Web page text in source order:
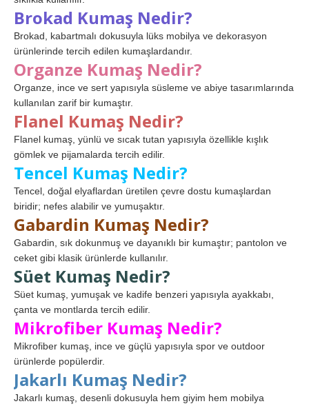
Brokad Kumaş Nedir?
Brokad, kabartmalı dokusuyla lüks mobilya ve dekorasyon
ürünlerinde tercih edilen kumaşlardandır.
Organze Kumaş Nedir?
Organze, ince ve sert yapısıyla süsleme ve abiye tasarımlarında
kullanılan zarif bir kumaştır.
Flanel Kumaş Nedir?
Flanel kumaş, yünlü ve sıcak tutan yapısıyla özellikle kışlık
gömlek ve pijamalarda tercih edilir.
Tencel Kumaş Nedir?
Tencel, doğal elyaflardan üretilen çevre dostu kumaşlardan
biridir; nefes alabilir ve yumuşaktır.
Gabardin Kumaş Nedir?
Gabardin, sık dokunmuş ve dayanıklı bir kumaştır; pantolon ve
ceket gibi klasik ürünlerde kullanılır.
Süet Kumaş Nedir?
Süet kumaş, yumuşak ve kadife benzeri yapısıyla ayakkabı,
çanta ve montlarda tercih edilir.
Mikrofiber Kumaş Nedir?
Mikrofiber kumaş, ince ve güçlü yapısıyla spor ve outdoor
ürünlerde popülerdir.
Jakarlı Kumaş Nedir?
Jakarlı kumaş, desenli dokusuyla hem giyim hem mobilya